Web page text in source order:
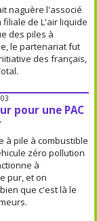
naguère l'associé
filiale de L'air liquide
des piles à
le partenariat fut
des français,
pour une PAC
à pile à combustible
zéro pollution
à
pur, et on
que c'est là le